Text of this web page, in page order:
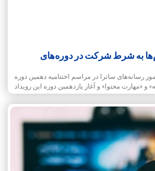
به شرط شرکت در دوره‌های
رسانه‌های ساترا در مراسم اختتامیه دهمین دوره
«مهارت محتوا» و آغاز یازدهمین دوره این رویداد